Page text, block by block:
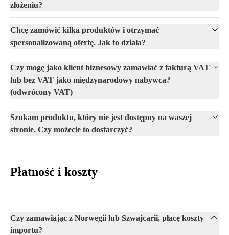
złożeniu?
Chcę zamówić kilka produktów i otrzymać
spersonalizowaną ofertę. Jak to działa?
Czy mogę jako klient biznesowy zamawiać z fakturą VAT
lub bez VAT jako międzynarodowy nabywca?
(odwrócony VAT)
Szukam produktu, który nie jest dostępny na waszej
stronie. Czy możecie to dostarczyć?
Płatność i koszty
Czy zamawiając z Norwegii lub Szwajcarii, płacę koszty
importu?